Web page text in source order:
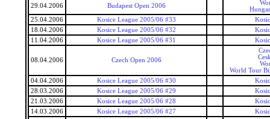
29.04.2006
Budapest Open 2006
25.04.2006
Kosice League 2005/06 #33
18.04.2006
Kosice League 2005/06 #32
11.04.2006
Kosice League 2005/06 #31
08.04.2006 Czech Open 2006
World Tour
04.04.2006
Kosice League 2005/06 #30
28.03.2006
Kosice League 2005/06 #29
21.03.2006
Kosice League 2005/06 #28
14.03.2006
Kosice League 2005/06 #27